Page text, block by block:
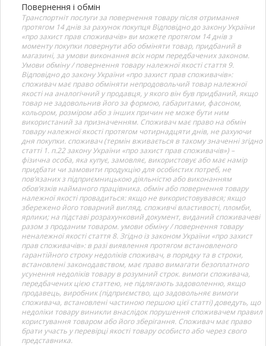
Повернення і обмін
Транспортніт послуги за повернення товару після отримання
протягом 14 днів за рахунок покупця Відповідно до закону України
«про захист прав споживачів» ви можете протягом 14 днів з
моменту покупки повернути або обміняти товар, придбаний в
магазині, за умови виконання всіх норм передбачених законом.
Умови обміну / повернення товару належної якості стаття 9.
Відповідно до закону України «про захист прав споживачів»:
споживач має право обміняти непродовольчий товар належної
якості на аналогічний у продавця, у якого він був придбаний, якщо
товар не задовольнив його за формою, габаритами, фасоном,
кольором, розміром або з інших причин не може бути ним
використаний за призначенням. Споживач має право на обмін
товару належної якості протягом чотирнадцяти днів, не рахуючи
дня покупки. споживач (термін вживається в такому значенні згідно
статті 1. п.22 закону України «про захист прав споживачів») –
фізична особа, яка купує, замовляє, використовує або має намір
придбати чи замовити продукцію для особистих потреб, не
пов’язаних з підприємницькою діяльністю або виконанням
обов’язків найманого працівника. обмін або повернення товару
належної якості провадиться: якщо не використовувався; якщо
збережено його товарний вигляд, споживчі властивості, пломби,
ярлики; на підставі розрахунковий документ, виданий споживачеві
разом з проданим товаром. умови обміну / повернення товару
неналежної якості стаття 8. Згідно із законом України «про захист
прав споживачів»: в разі виявлення протягом встановленого
гарантійного строку недоліків споживач, в порядку та в строки,
встановлені законодавством, має право вимагати безоплатного
усунення недоліків товару в розумний строк. вимоги споживача,
передбачених цією статтею, не підлягають задоволенню, якщо
продавець, виробник (підприємство, що задовольняє вимоги
споживача, встановлені частиною першою цієї статті) доведуть, що
недоліки товару виникли внаслідок порушення споживачем правил
користування товаром або його зберігання. Споживач має право
брати участь у перевірці якості товару особисто або через свого
представника.